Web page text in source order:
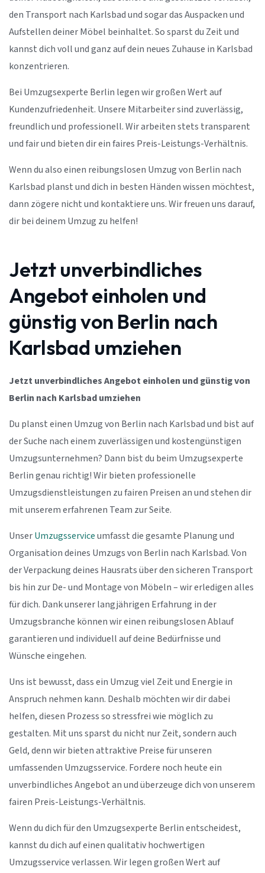
den Transport nach Karlsbad und sogar das Auspacken und
Aufstellen deiner Möbel beinhaltet. So sparst du Zeit und
kannst dich voll und ganz auf dein neues Zuhause in Karlsbad
konzentrieren.
Bei Umzugsexperte Berlin legen wir großen Wert auf
Kundenzufriedenheit. Unsere Mitarbeiter sind zuverlässig,
freundlich und professionell. Wir arbeiten stets transparent
und fair und bieten dir ein faires Preis-Leistungs-Verhältnis.
Wenn du also einen reibungslosen Umzug von Berlin nach
Karlsbad planst und dich in besten Händen wissen möchtest,
dann zögere nicht und kontaktiere uns. Wir freuen uns darauf,
dir bei deinem Umzug zu helfen!
Jetzt unverbindliches
Angebot einholen und
günstig von Berlin nach
Karlsbad umziehen
Jetzt unverbindliches Angebot einholen und günstig von
Berlin nach Karlsbad umziehen
Du planst einen Umzug von Berlin nach Karlsbad und bist auf
der Suche nach einem zuverlässigen und kostengünstigen
Umzugsunternehmen? Dann bist du beim Umzugsexperte
Berlin genau richtig! Wir bieten professionelle
Umzugsdienstleistungen zu fairen Preisen an und stehen dir
mit unserem erfahrenen Team zur Seite.
UnserUmzugsserviceumfasst die gesamte Planung und
Organisation deines Umzugs von Berlin nach Karlsbad. Von
der Verpackung deines Hausrats über den sicheren Transport
bis hin zur De- und Montage von Möbeln – wir erledigen alles
für dich. Dank unserer langjährigen Erfahrung in der
Umzugsbranche können wir einen reibungslosen Ablauf
garantieren und individuell auf deine Bedürfnisse und
Wünsche eingehen.
Uns ist bewusst, dass ein Umzug viel Zeit und Energie in
Anspruch nehmen kann. Deshalb möchten wir dir dabei
helfen, diesen Prozess so stressfrei wie möglich zu
gestalten. Mit uns sparst du nicht nur Zeit, sondern auch
Geld, denn wir bieten attraktive Preise für unseren
umfassenden Umzugsservice. Fordere noch heute ein
unverbindliches Angebot an und überzeuge dich von unserem
fairen Preis-Leistungs-Verhältnis.
Wenn du dich für den Umzugsexperte Berlin entscheidest,
kannst du dich auf einen qualitativ hochwertigen
Umzugsservice verlassen. Wir legen großen Wert auf